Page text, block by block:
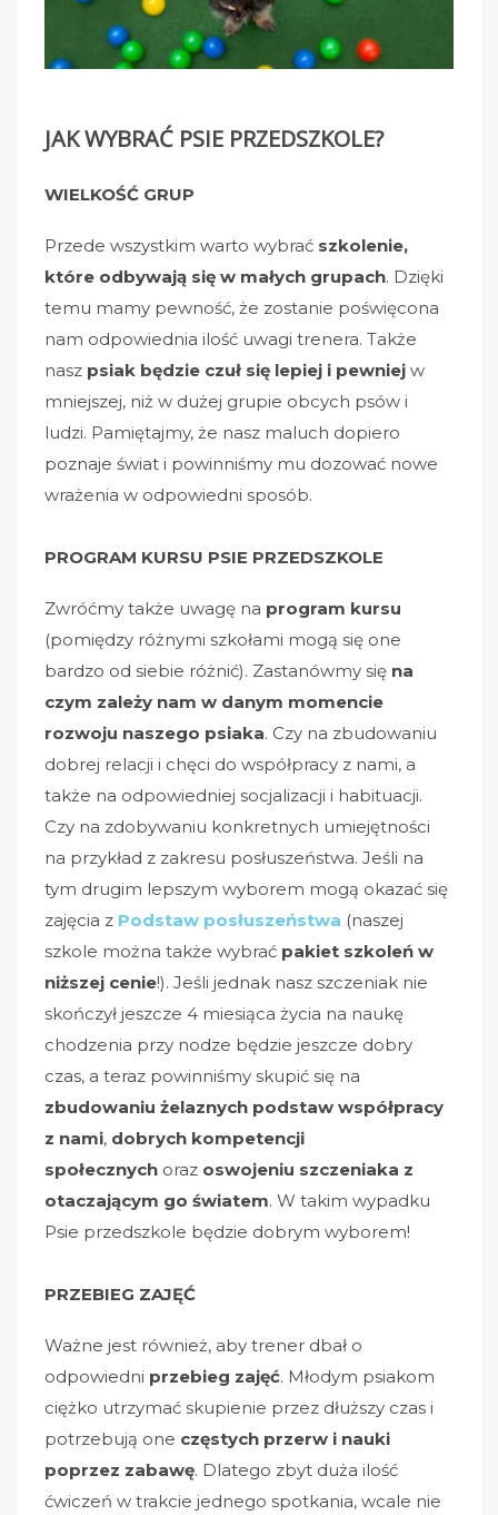
JAK WYBRAĆ PSIE PRZEDSZKOLE?
WIELKOŚĆ GRUP
Przede wszystkim warto wybrać szkolenie,
które odbywają się w małych grupach. Dzięki
temu mamy pewność, że zostanie poświęcona
nam odpowiednia ilość uwagi trenera. Także
nasz psiak będzie czuł się lepiej i pewniej w
mniejszej, niż w dużej grupie obcych psów i
ludzi. Pamiętajmy, że nasz maluch dopiero
poznaje świat i powinniśmy mu dozować nowe
wrażenia w odpowiedni sposób.
PROGRAM KURSU PSIE PRZEDSZKOLE
Zwróćmy także uwagę na program kursu
(pomiędzy różnymi szkołami mogą się one
bardzo od siebie różnić). Zastanówmy się na
czym zależy nam w danym momencie
rozwoju naszego psiaka. Czy na zbudowaniu
dobrej relacji i chęci do współpracy z nami, a
także na odpowiedniej socjalizacji i habituacji.
Czy na zdobywaniu konkretnych umiejętności
na przykład z zakresu posłuszeństwa. Jeśli na
tym drugim lepszym wyborem mogą okazać się
zajęcia z Podstaw posłuszeństwa (naszej
szkole można także wybrać pakiet szkoleń w
niższej cenie!). Jeśli jednak nasz szczeniak nie
skończył jeszcze 4 miesiąca życia na naukę
chodzenia przy nodze będzie jeszcze dobry
czas, a teraz powinniśmy skupić się na
zbudowaniu żelaznych podstaw współpracy
z nami, dobrych kompetencji
społecznych oraz oswojeniu szczeniaka z
otaczającym go światem. W takim wypadku
Psie przedszkole będzie dobrym wyborem!
PRZEBIEG ZAJĘĆ
Ważne jest również, aby trener dbał o
odpowiedni przebieg zajęć. Młodym psiakom
ciężko utrzymać skupienie przez dłuższy czas i
potrzebują one częstych przerw i nauki
poprzez zabawę. Dlatego zbyt duża ilość
ćwiczeń w trakcie jednego spotkania, wcale nie